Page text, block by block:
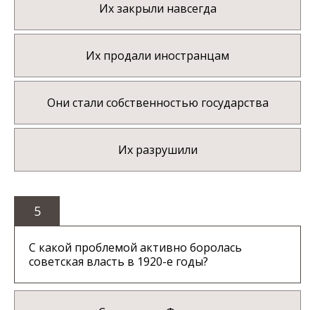
Их закрыли навсегда
Их продали иностранцам
Они стали собственностью государства
Их разрушили
5
С какой проблемой активно боролась
советская власть в 1920-е годы?